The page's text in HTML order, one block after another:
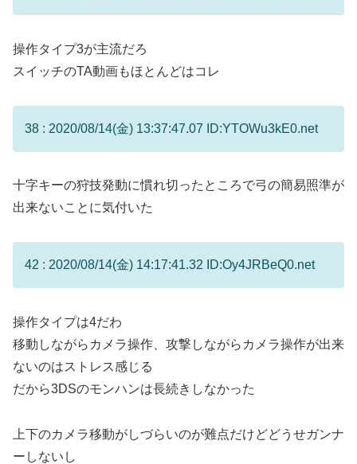
操作タイプ3が主流だろ
スイッチのTA動画もほとんどはコレ
38 : 2020/08/14(金) 13:37:47.07 ID:YTOWu3kE0.net
十字キーの狩技発動に慣れ切ったところで弓の簡易照準が
出来ないことに気付いた
42 : 2020/08/14(金) 14:17:41.32 ID:Oy4JRBeQ0.net
操作タイプは4だわ
移動しながらカメラ操作、攻撃しながらカメラ操作が出来
ないのはストレス感じる
だから3DSのモンハンは長続きしなかった
上下のカメラ移動がしづらいのが難点だけどどうせガンナ
ーしないし